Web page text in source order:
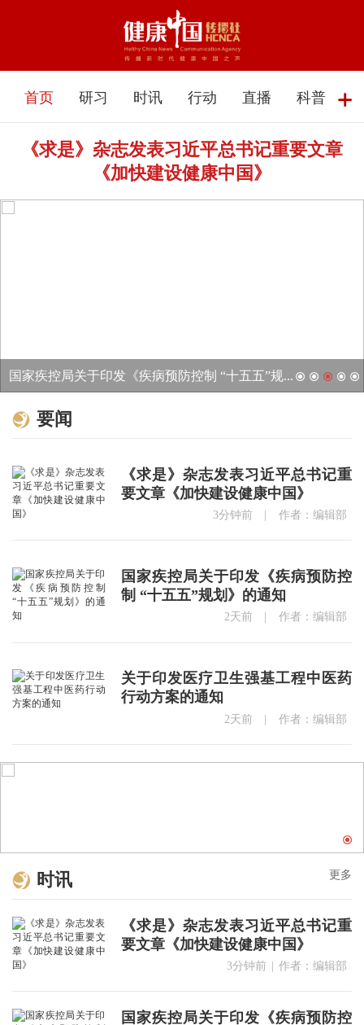
首页 研习 时讯 行动 直播 科普
《求是》杂志发表习近平总书记重要文章
《加快建设健康中国》
国家疾控局关于印发《疾病预防控制 “十五五”规...
关于印发医疗卫生强基工程中医药行动方案的通知...
要闻
《求是》杂志发表习近平总书记重
要文章《加快建设健康中国》
3分钟前 | 作者：编辑部
国家疾控局关于印发《疾病预防控
制 “十五五”规划》的通知
2天前 | 作者：编辑部
关于印发医疗卫生强基工程中医药
行动方案的通知
2天前 | 作者：编辑部
时讯 更多
《求是》杂志发表习近平总书记重
要文章《加快建设健康中国》
3分钟前 | 作者：编辑部
国家疾控局关于印发《疾病预防控